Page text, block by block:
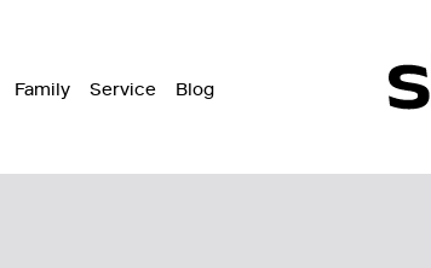
Family Service Blog